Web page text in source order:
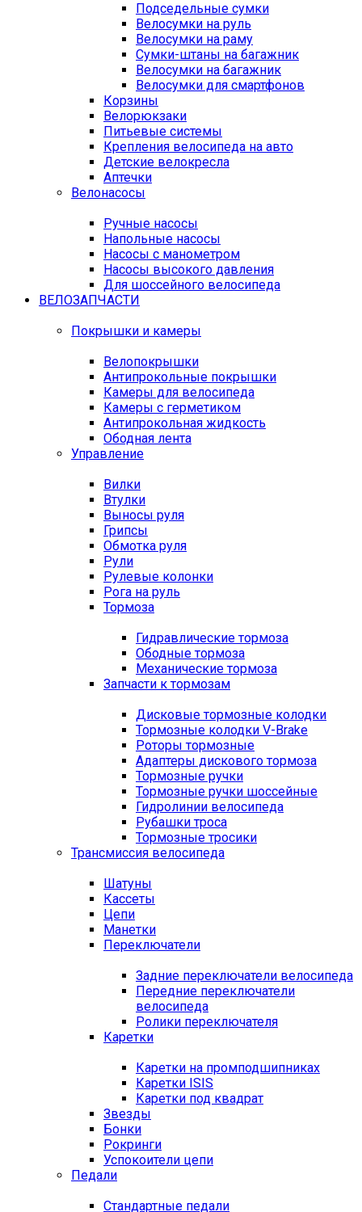
Подседельные сумки
Велосумки на руль
Велосумки на раму
Сумки-штаны на багажник
Велосумки на багажник
Велосумки для смартфонов
Корзины
Велорюкзаки
Питьевые системы
Крепления велосипеда на авто
Детские велокресла
Аптечки
Велонасосы
Ручные насосы
Напольные насосы
Насосы с манометром
Насосы высокого давления
Для шоссейного велосипеда
ВЕЛОЗАПЧАСТИ
Покрышки и камеры
Велопокрышки
Антипрокольные покрышки
Камеры для велосипеда
Камеры с герметиком
Антипрокольная жидкость
Ободная лента
Управление
Вилки
Втулки
Выносы руля
Грипсы
Обмотка руля
Рули
Рулевые колонки
Рога на руль
Тормоза
Гидравлические тормоза
Ободные тормоза
Механические тормоза
Запчасти к тормозам
Дисковые тормозные колодки
Тормозные колодки V-Brake
Роторы тормозные
Адаптеры дискового тормоза
Тормозные ручки
Тормозные ручки шоссейные
Гидролинии велосипеда
Рубашки троса
Тормозные тросики
Трансмиссия велосипеда
Шатуны
Кассеты
Цепи
Манетки
Переключатели
Задние переключатели велосипеда
Передние переключатели
велосипеда
Ролики переключателя
Каретки
Каретки на промподшипниках
Каретки ISIS
Каретки под квадрат
Звезды
Бонки
Рокринги
Успокоители цепи
Педали
Стандартные педали